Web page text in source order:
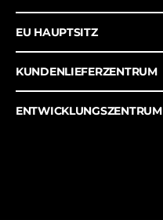
EU HAUPTSITZ
KUNDENLIEFERZENTRUM
ENTWICKLUNGSZENTRUM